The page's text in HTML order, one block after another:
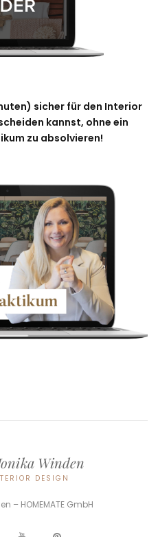
sicher für den Interior
kannst, ohne ein
zu absolvieren!
Winden
DESIGN
– HOMEMATE GmbH